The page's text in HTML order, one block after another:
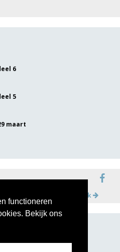
functioneren
Bekijk ons
6
5
maart
Meer op facebook